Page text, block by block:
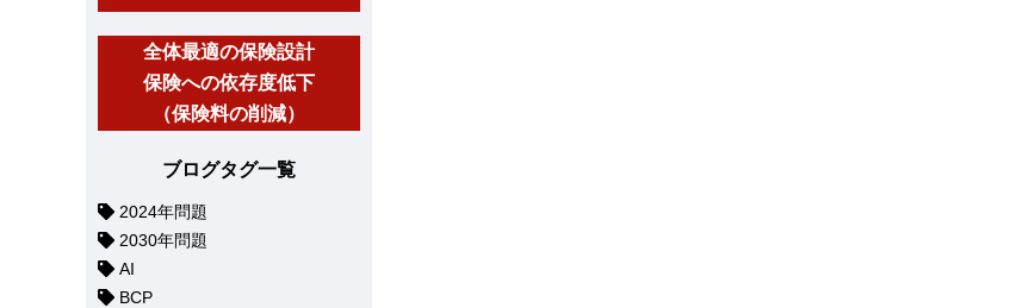
全体最適の保険設計
保険への依存度低下
（保険料の削減）
ブログタグ一覧
2024年問題
2030年問題
AI
BCP